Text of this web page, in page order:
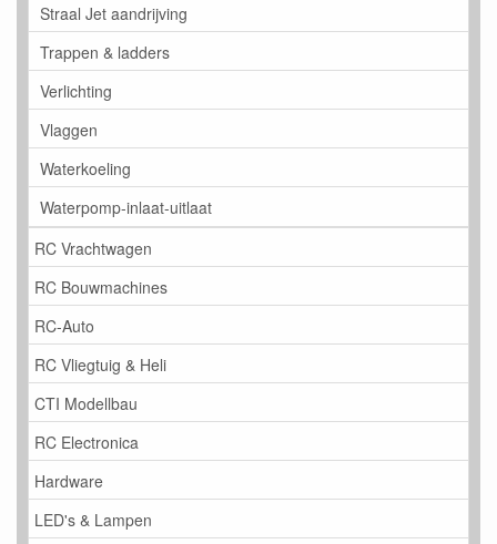
Straal Jet aandrijving
Trappen & ladders
Verlichting
Vlaggen
Waterkoeling
Waterpomp-inlaat-uitlaat
RC Vrachtwagen
RC Bouwmachines
RC-Auto
RC Vliegtuig & Heli
CTI Modellbau
RC Electronica
Hardware
LED's & Lampen